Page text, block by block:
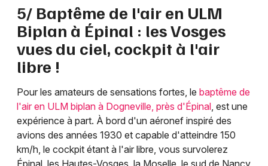
5/ Baptême de l'air en ULM
Biplan à Épinal : les Vosges
vues du ciel, cockpit à l'air
libre !
Pour les amateurs de sensations fortes, le baptême de
l'air en ULM biplan à Dogneville, près d'Épinal , est une
expérience à part. À bord d'un aéronef inspiré des
avions des années 1930 et capable d'atteindre 150
km/h, le cockpit étant à l'air libre, vous survolerez
Épinal, les Hautes-Vosges, la Moselle, le sud de Nancy